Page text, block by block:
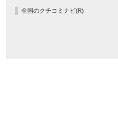
全国のクチコミナビ(R)